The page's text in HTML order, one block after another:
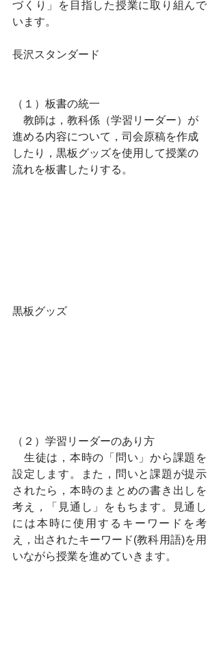
づくり」を目指した授業に取り組んで
います。
長沢スタンダード
（１）板書の統一
教師は，教科係（学習リーダー）が
進める内容について，司会原稿を作成
したり，黒板グッズを使用して授業の
流れを板書したりする。
黒板グッズ
（２）学習リーダーのあり方
生徒は，本時の「問い」から課題を
設定します。また，問いと課題が提示
されたら，本時のまとめの書き出しを
考え，「見通し」をもちます。見通し
には本時に使用するキーワードを考
え，出されたキーワード(教科用語)を用
いながら授業を進めていきます。